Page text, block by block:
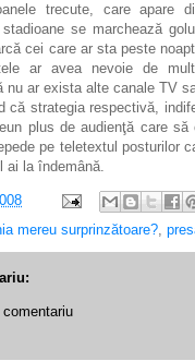
trecute, care apare
se marchează
cei care ar sta peste
ar avea nevoie de
nu ar exista alte canale TV
că strategia respectivă,
plus de audienţă care
pe teletextul posturilor
ai la îndemână.
mereu surprinzătoare?,